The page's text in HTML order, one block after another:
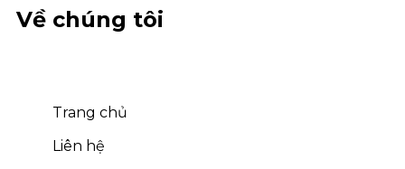
Về chúng tôi
Trang chủ
Liên hệ